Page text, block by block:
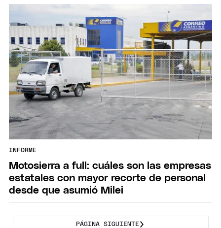
INFORME
Motosierra a full: cuáles son las empresas
estatales con mayor recorte de personal
desde que asumió Milei
PÁGINA SIGUIENTE